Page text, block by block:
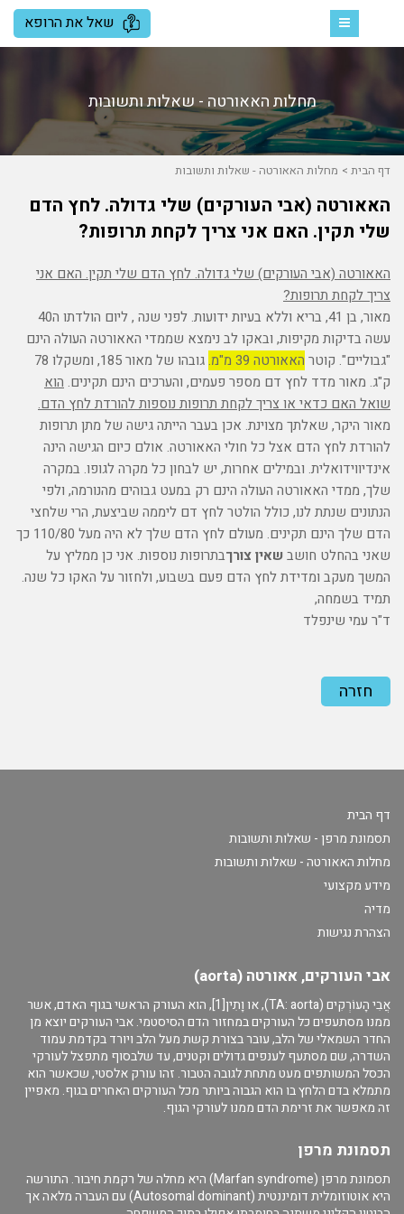
שאל את הרופא ניווט
מחלות האאורטה - שאלות ותשובות
דף הבית מחלות האאורטה - שאלות ותשובות
האאורטה (אבי העורקים) שלי גדולה. לחץ הדם
שלי תקין. האם אני צריך לקחת תרופות?
האאורטה (אבי העורקים) שלי גדולה. לחץ הדם שלי תקין. האם אני
צריך לקחת תרופות?
מאור, בן 41, בריא וללא בעיות ידועות. לפני שנה , ליום הולדתו ה40
עשה בדיקות מקיפות, ובאקו לב נימצא שממדי האאורטה העולה הינם
"גבוליים". קוטר האאורטה 39 מ"מ.
גובהו של מאור 185, ומשקלו 78
ק"ג. מאור מדד לחץ דם מספר פעמים, והערכים הינם תקינים. הוא
שואל האם כדאי או צריך לקחת תרופות נוספות להורדת לחץ הדם.
מאור היקר, שאלתך מצוינת. אכן בעבר הייתה גישה של מתן תרופות
להורדת לחץ הדם אצל כל חולי האאורטה. אולם כיום הגישה הינה
אינדיווידואלית. ובמילים אחרות, יש לבחון כל מקרה לגופו. במקרה
שלך, ממדי האאורטה העולה הינם רק במעט גבוהים מהנורמה, ולפי
הנתונים שנתת לנו, כולל הולטר לחץ דם ליממה שביצעת, הרי שלחצי
הדם שלך הינם תקינים. מעולם לחץ הדם שלך לא היה מעל 110/80 כך
שאני בהחלט חושבשאין צורךבתרופות נוספות. אני כן ממליץ על
המשך מעקב ומדידת לחץ הדם פעם בשבוע, ולחזור על האקו כל שנה.
תמיד בשמחה,
ד"ר עמי שינפלד
חזרה
דף הבית
תסמונת מרפן - שאלות ותשובות
מחלות האאורטה - שאלות ותשובות
מידע מקצועי
מדיה
הצהרת נגישות
אבי העורקים, אאורטה (aorta)
אֲבִי הָעוֹרְקִים (TA: aorta), או וָתִין[1], הוא העורק הראשי בגוף האדם, אשר
ממנו מסתעפים כל העורקים במחזור הדם הסיסטמי. אבי העורקים יוצא מן
החדר השמאלי של הלב, עובר בצורת קשת מעל הלב ויורד בקדמת עמוד
השדרה, שם מסתעף לענפים גדולים וקטנים, עד שלבסוף מתפצל לעורקי
הכסל המשותפים מעט מתחת לגובה הטבור. זהו עורק אלסטי, שכאשר הוא
מתמלא בדם הלחץ בו הוא הגבוה ביותר מכל העורקים האחרים בגוף. מאפיין
זה מאפשר את זרימת הדם ממנו לעורקי הגוף.
תסמונת מרפן
תסמונת מרפן (Marfan syndrome) היא מחלה של רקמת חיבור. התורשה
היא אוטוזומלית דומיננטית (Autosomal dominant) עם העברה מלאה אך